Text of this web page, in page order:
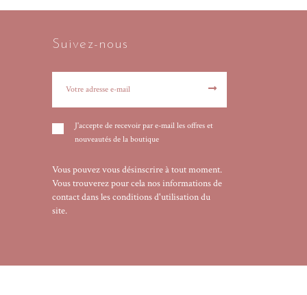
Suivez-nous
J'accepte de recevoir par e-mail les offres et
nouveautés de la boutique
Vous pouvez vous désinscrire à tout moment.
Vous trouverez pour cela nos informations de
contact dans les conditions d'utilisation du
site.